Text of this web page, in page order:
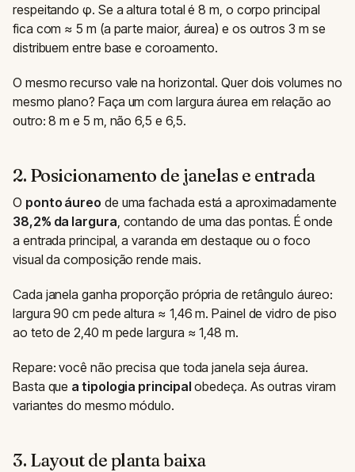
respeitando φ. Se a altura total é 8 m, o corpo principal
fica com ≈ 5 m (a parte maior, áurea) e os outros 3 m se
distribuem entre base e coroamento.
O mesmo recurso vale na horizontal. Quer dois volumes no
mesmo plano? Faça um com largura áurea em relação ao
outro: 8 m e 5 m, não 6,5 e 6,5.
2. Posicionamento de janelas e entrada
O ponto áureo de uma fachada está a aproximadamente
38,2% da largura , contando de uma das pontas. É onde
a entrada principal, a varanda em destaque ou o foco
visual da composição rende mais.
Cada janela ganha proporção própria de retângulo áureo:
largura 90 cm pede altura ≈ 1,46 m. Painel de vidro de piso
ao teto de 2,40 m pede largura ≈ 1,48 m.
Repare: você não precisa que toda janela seja áurea.
Basta que a tipologia principal obedeça. As outras viram
variantes do mesmo módulo.
3. Layout de planta baixa